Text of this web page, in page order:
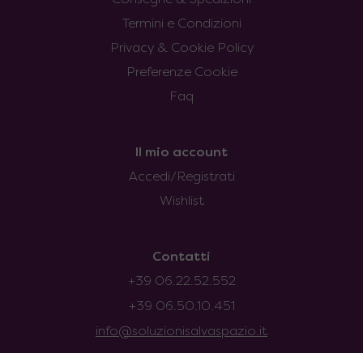
Termini e Condizioni
Privacy & Cookie Policy
Preferenze Cookie
Faq
Il mio account
Accedi/Registrati
Wishlist
Contatti
+39 06.22.52.552
+39 06.50.10.451
info@soluzionisalvaspazio.it